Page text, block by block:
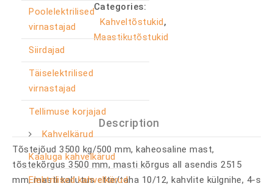
Poolelektrilised
virnastajad
Siirdajad
Täiselektrilised
virnastajad
Tellimuse korjajad
Kahvelkärud
Kaaluga kahvelkärud
Elektrilised kahvelkärud
Categories:
Kahveltõstukid,
Maastikutõstukid
Description
Tõstejõud 3500 kg/500 mm, kaheosaline mast,
tõstekõrgus 3500 mm, masti kõrgus all asendis 2515
mm, masti kallutus ette/taha 10/12, kahvlite külgnihe, 4-s